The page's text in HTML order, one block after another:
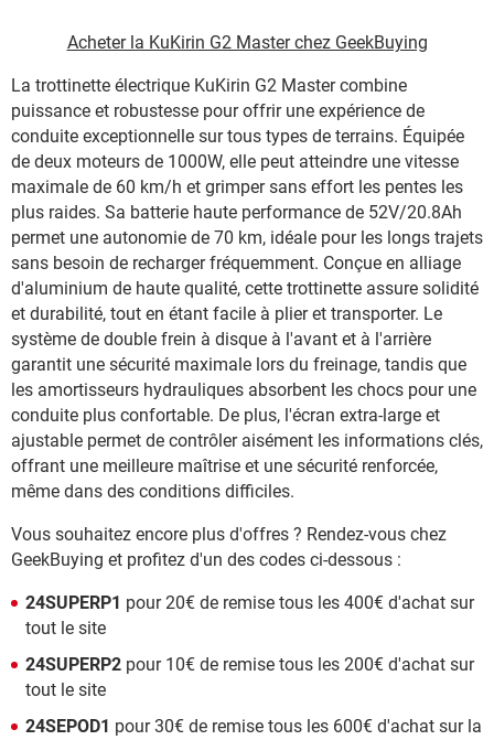
Acheter la KuKirin G2 Master chez GeekBuying
La trottinette électrique KuKirin G2 Master combine
puissance et robustesse pour offrir une expérience de
conduite exceptionnelle sur tous types de terrains. Équipée
de deux moteurs de 1000W, elle peut atteindre une vitesse
maximale de 60 km/h et grimper sans effort les pentes les
plus raides. Sa batterie haute performance de 52V/20.8Ah
permet une autonomie de 70 km, idéale pour les longs trajets
sans besoin de recharger fréquemment. Conçue en alliage
d'aluminium de haute qualité, cette trottinette assure solidité
et durabilité, tout en étant facile à plier et transporter. Le
système de double frein à disque à l'avant et à l'arrière
garantit une sécurité maximale lors du freinage, tandis que
les amortisseurs hydrauliques absorbent les chocs pour une
conduite plus confortable. De plus, l'écran extra-large et
ajustable permet de contrôler aisément les informations clés,
offrant une meilleure maîtrise et une sécurité renforcée,
même dans des conditions difficiles.
Vous souhaitez encore plus d'offres ? Rendez-vous chez
GeekBuying et profitez d'un des codes ci-dessous :
24SUPERP1 pour 20€ de remise tous les 400€ d'achat sur
tout le site
24SUPERP2 pour 10€ de remise tous les 200€ d'achat sur
tout le site
24SEPOD1 pour 30€ de remise tous les 600€ d'achat sur la